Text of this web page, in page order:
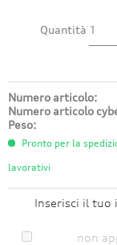
Quantità
Numero articolo:
Numero articolo
Peso:
Pronto per la
lavorativi
Inserisci il tuo
non